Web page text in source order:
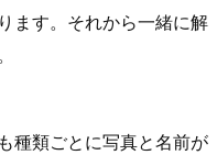
ます。それから一緒に解
種類ごとに写真と名前が